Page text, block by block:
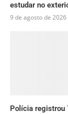
estudar no
9 de agosto de 2026
Polícia registrou